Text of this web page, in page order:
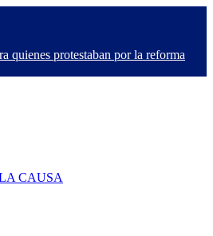
quienes protestaban por la reforma